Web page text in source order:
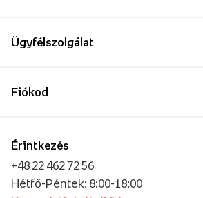
Ügyfélszolgálat
Érintkezés
+48 22 462 72 56
Hétfő-Péntek: 8:00-18:00
Fiókod